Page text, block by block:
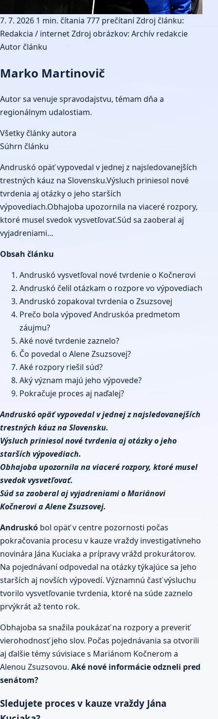
7. 7. 2026 1 min. čítania 777 prečítaníZdroj článku:
Redakcia / internetZdroj obrázkov: Archív redakcie
Autor článku
Marko Martinovič
Autor sa venuje spravodajstvu, témam dňa a
regionálnym udalostiam.
Všetky články autora
Súhrn článku
Andruskó opäť vypovedal v jednej z najsledovanejších
trestných káuz na Slovensku.Výsluch priniesol nové
tvrdenia aj otázky o jeho starších
výpovediach.Obhajoba upozornila na viaceré rozpory,
ktoré musel svedok vysvetľovať.Súd sa zaoberal aj
vyjadreniami…
Obsah článku
Andruskó vysvetľoval nové tvrdenie o Kočnerovi
Andruskó čelil otázkam o rozpore vo výpovediach
Andruskó zopakoval tvrdenia o Zsuzsovej
Prečo bola výpoveď Andruskóa predmetom
záujmu?
Aké nové tvrdenie zaznelo?
Čo povedal o Alene Zsuzsovej?
Aké rozpory riešil súd?
Aký význam majú jeho výpovede?
Pokračuje proces aj naďalej?
Andruskó opäť vypovedal v jednej z najsledovanejších
trestných káuz na Slovensku.
Výsluch priniesol nové tvrdenia aj otázky o jeho
starších výpovediach.
Obhajoba upozornila na viaceré rozpory, ktoré musel
svedok vysvetľovať.
Súdsa zaoberal aj vyjadreniami o Mariánovi
Kočnerovi a Alene Zsuzsovej.
Andruskó bol opäť v centre pozornosti počas
pokračovania procesu v kauze vraždy investigatívneho
novinára Jána Kuciaka a prípravy vrážd prokurátorov.
Na pojednávaní odpovedal na otázky týkajúce sa jeho
starších aj novších výpovedí. Významnú časť výsluchu
tvorilo vysvetľovanie tvrdenia, ktoré na súde zaznelo
prvýkrát až tento rok.
Obhajoba sa snažila poukázať na rozpory a preveriť
vierohodnosť jeho slov. Počas pojednávania sa otvorili
aj ďalšie témy súvisiace s Mariánom Kočnerom a
Alenou Zsuzsovou. Aké nové informácie odzneli pred
senátom?
Sledujete proces v kauze vraždy Jána